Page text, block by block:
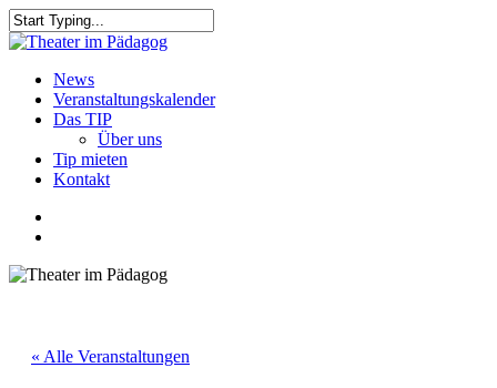
Skip
to
content
Close
search
Menu
News
Veranstaltungskalender
Das TIP
Über uns
Tip mieten
Kontakt
« Alle Veranstaltungen